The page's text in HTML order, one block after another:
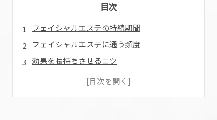
目次
フェイシャルエステの持続期間
フェイシャルエステに通う頻度
効果を長持ちさせるコツ
クレンジングは優しく行う